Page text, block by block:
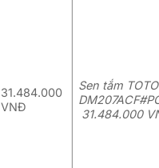
31.484.000
VNĐ
Sen tắm TOTO
31.484.000